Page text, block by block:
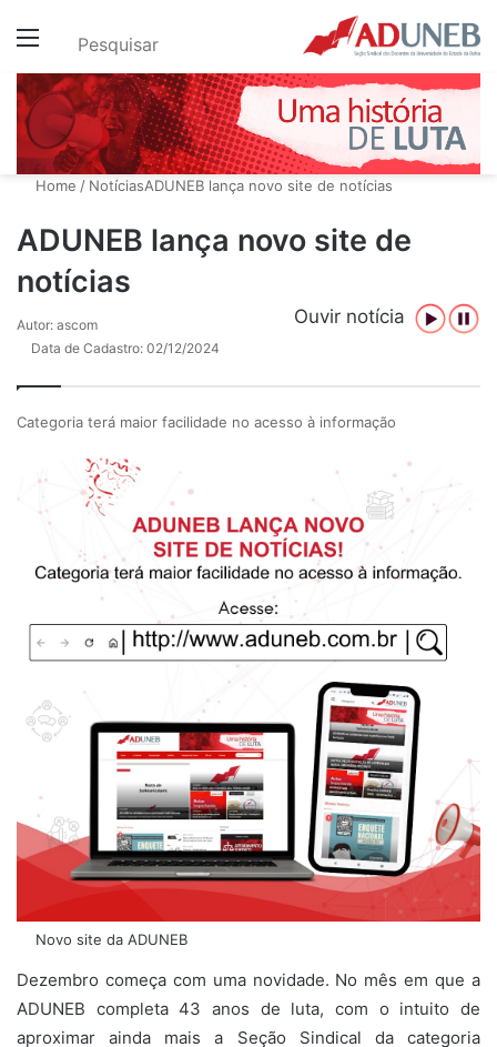
Menu Pesquisar
Home / NotíciasADUNEB lança novo site de notícias
ADUNEB lança novo site de
notícias
Ouvir notícia
Autor: ascom
Data de Cadastro: 02/12/2024
Categoria terá maior facilidade no acesso à informação
Novo site da ADUNEB
Dezembro começa com uma novidade. No mês em que a
ADUNEB completa 43 anos de luta, com o intuito de
aproximar ainda mais a Seção Sindical da categoria